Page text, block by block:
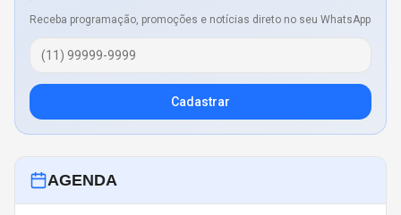
Receba programação, promoções e notícias direto no seu WhatsApp
Cadastrar
AGENDA